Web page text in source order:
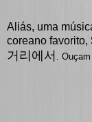
Aliás, uma
coreano favorito,
거리에서 .